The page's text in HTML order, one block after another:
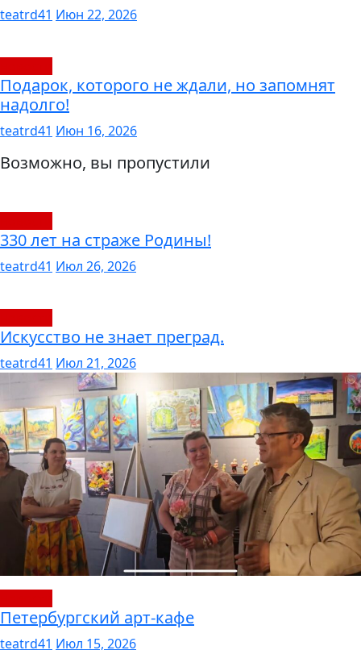
teatrd41 Июн 22, 2026
Подарок, которого не ждали, но запомнят
надолго!
teatrd41 Июн 16, 2026
Возможно, вы пропустили
330 лет на страже Родины!
teatrd41 Июл 26, 2026
Искусство не знает преград.
teatrd41 Июл 21, 2026
Петербургский арт-кафе
teatrd41 Июл 15, 2026